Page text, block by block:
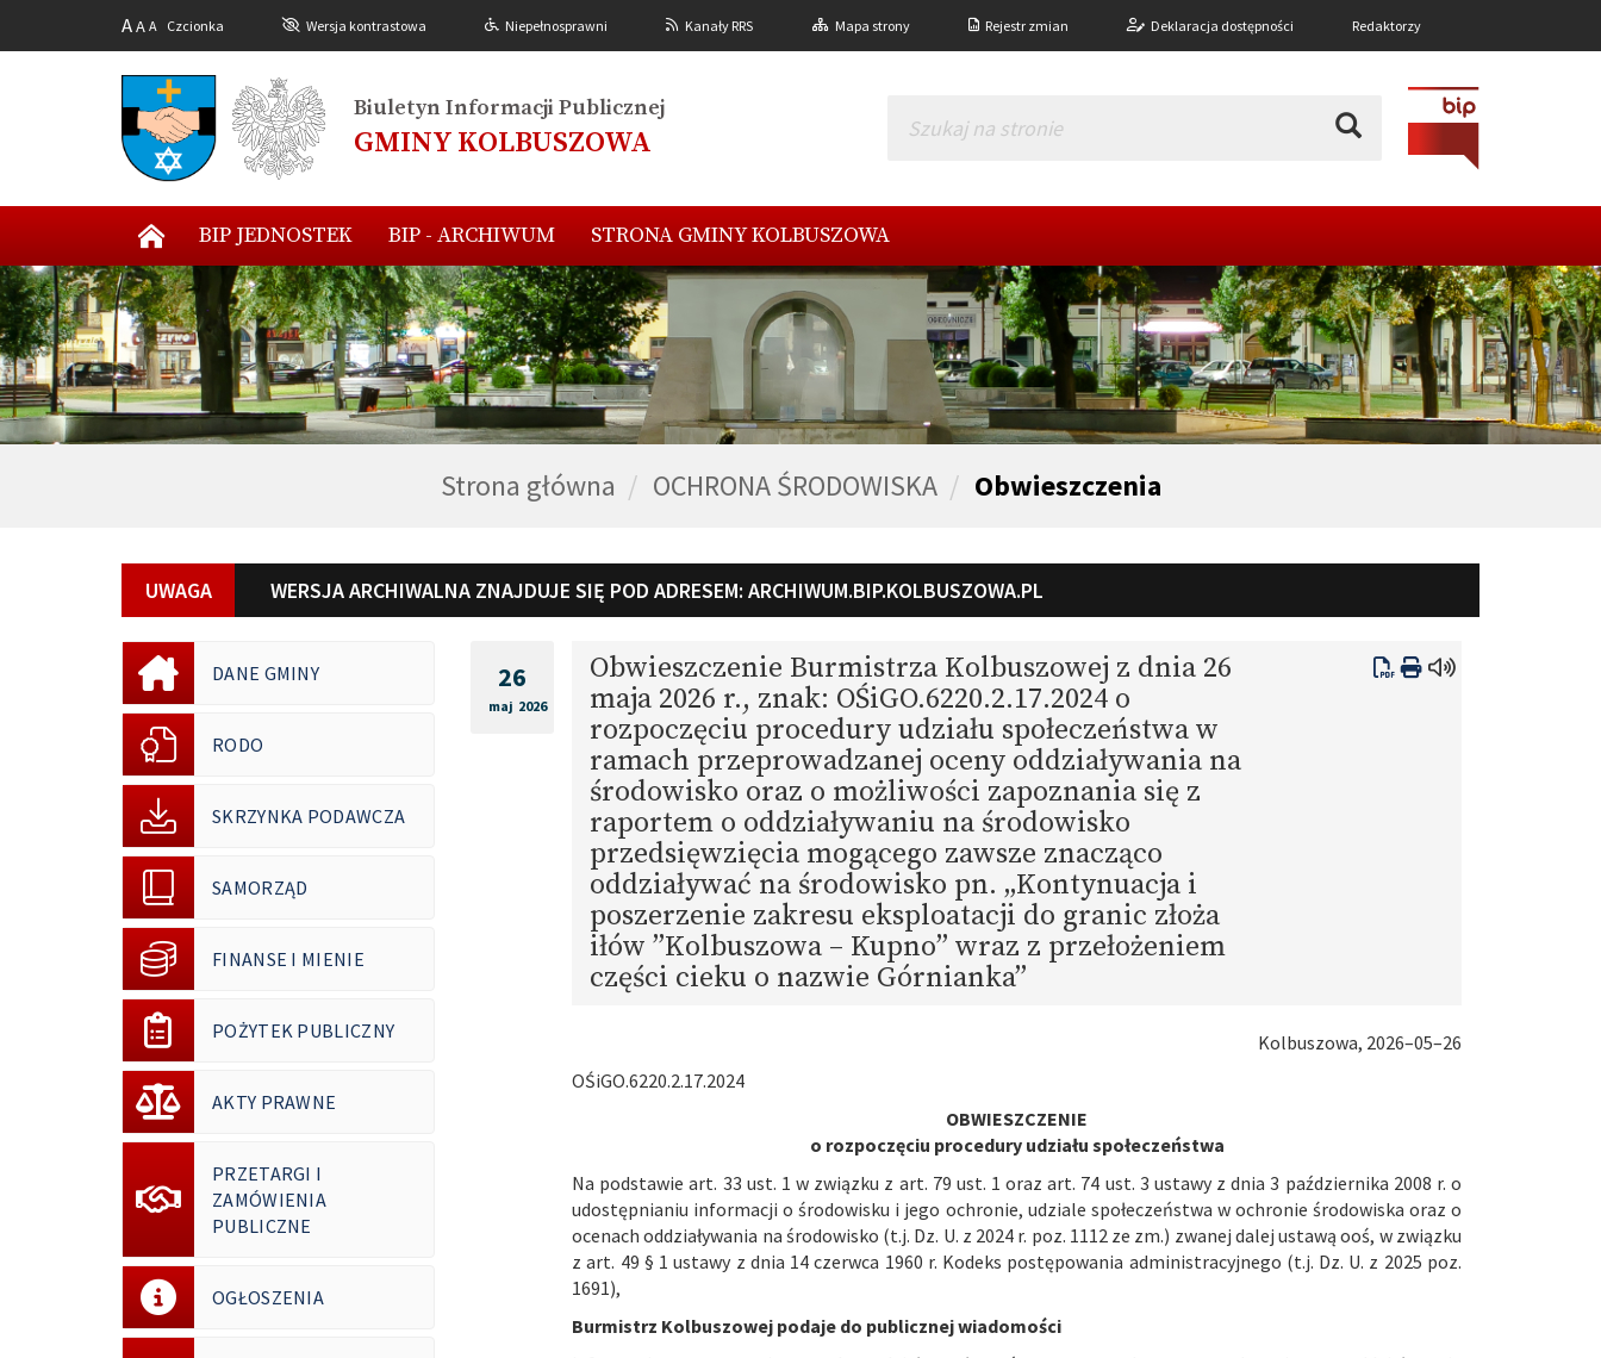
AA A Czcionka Wersja kontrastowa Niepełnosprawni Kanały RRS Mapa strony Rejestr zmian Deklaracja dostępności Redaktorzy
Biuletyn Informacji Publicznej
GMINY KOLBUSZOWA
BIP JEDNOSTEK BIP - ARCHIWUM STRONA GMINY KOLBUSZOWA
Strona główna OCHRONA ŚRODOWISKA Obwieszczenia
UWAGA WERSJA ARCHIWALNA ZNAJDUJE SIĘ POD ADRESEM: ARCHIWUM.BIP.KOLBUSZOWA.PL
DANE GMINY
RODO
SKRZYNKA PODAWCZA
SAMORZĄD
FINANSE I MIENIE
POŻYTEK PUBLICZNY
AKTY PRAWNE
PRZETARGI I
ZAMÓWIENIA
PUBLICZNE
OGŁOSZENIA
26
maj 2026
Obwieszczenie Burmistrza Kolbuszowej z dnia 26
maja 2026 r., znak: OŚiGO.6220.2.17.2024 o
rozpoczęciu procedury udziału społeczeństwa w
ramach przeprowadzanej oceny oddziaływania na
środowisko oraz o możliwości zapoznania się z
raportem o oddziaływaniu na środowisko
przedsięwzięcia mogącego zawsze znacząco
oddziaływać na środowisko pn. „Kontynuacja i
poszerzenie zakresu eksploatacji do granic złoża
iłów ”Kolbuszowa – Kupno” wraz z przełożeniem
części cieku o nazwie Górnianka”
Kolbuszowa, 2026–05–26
OŚiGO.6220.2.17.2024
OBWIESZCZENIE
o rozpoczęciu procedury udziału społeczeństwa
Na podstawie art. 33 ust. 1 w związku z art. 79 ust. 1 oraz art. 74 ust. 3 ustawy z dnia 3 października 2008 r. o
udostępnianiu informacji o środowisku i jego ochronie, udziale społeczeństwa w ochronie środowiska oraz o
ocenach oddziaływania na środowisko (t.j. Dz. U. z 2024 r. poz. 1112 ze zm.) zwanej dalej ustawą ooś, w związku
z art. 49 § 1 ustawy z dnia 14 czerwca 1960 r. Kodeks postępowania administracyjnego (t.j. Dz. U. z 2025 poz.
1691),
Burmistrz Kolbuszowej podaje do publicznej wiadomości